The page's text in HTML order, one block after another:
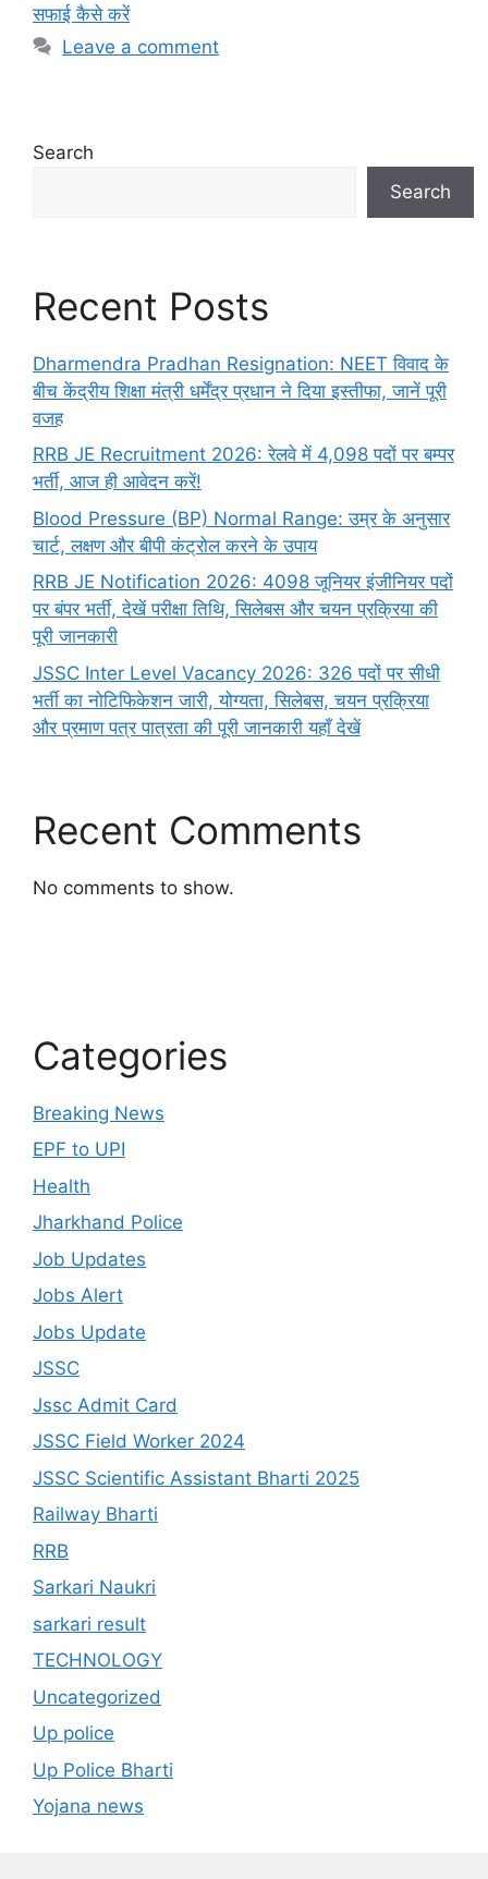
सफाई कैसे करें
Leave a comment
Search
Search
Recent Posts
Dharmendra Pradhan Resignation: NEET विवाद के
बीच केंद्रीय शिक्षा मंत्री धर्मेंद्र प्रधान ने दिया इस्तीफा, जानें पूरी
वजह
RRB JE Recruitment 2026: रेलवे में 4,098 पदों पर बम्पर
भर्ती, आज ही आवेदन करें!
Blood Pressure (BP) Normal Range: उम्र के अनुसार
चार्ट, लक्षण और बीपी कंट्रोल करने के उपाय
RRB JE Notification 2026: 4098 जूनियर इंजीनियर पदों
पर बंपर भर्ती, देखें परीक्षा तिथि, सिलेबस और चयन प्रक्रिया की
पूरी जानकारी
JSSC Inter Level Vacancy 2026: 326 पदों पर सीधी
भर्ती का नोटिफिकेशन जारी, योग्यता, सिलेबस, चयन प्रक्रिया
और प्रमाण पत्र पात्रता की पूरी जानकारी यहाँ देखें
Recent Comments
No comments to show.
Categories
Breaking News
EPF to UPI
Health
Jharkhand Police
Job Updates
Jobs Alert
Jobs Update
JSSC
Jssc Admit Card
JSSC Field Worker 2024
JSSC Scientific Assistant Bharti 2025
Railway Bharti
RRB
Sarkari Naukri
sarkari result
TECHNOLOGY
Uncategorized
Up police
Up Police Bharti
Yojana news